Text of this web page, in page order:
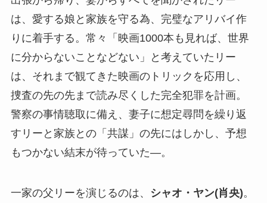
は、愛する娘と家族を守る為、完璧なアリバイ作
りに着手する。常々「映画1000本も見れば、世界
に分からないことなどない」と考えていたリー
は、それまで観てきた映画のトリックを応用し、
捜査の先の先まで読み尽くした完全犯罪を計画。
警察の事情聴取に備え、妻子に想定尋問を繰り返
すリーと家族との「共謀」の先にはしかし、予想
もつかない結末が待っていた―。
一家の父リーを演じるのは、 シャオ・ヤン(肖央)。